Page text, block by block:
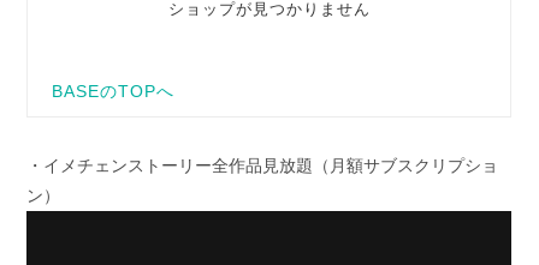
・イメチェンストーリー全作品見放題（月額サブスクリプショ
ン）